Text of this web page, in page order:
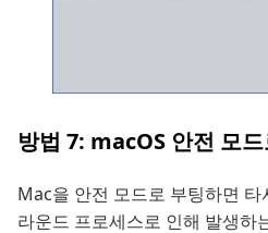
방법 7: macOS 안전 모
Mac을 안전 모드로 부팅하면
라운드 프로세스로 인해 발생하